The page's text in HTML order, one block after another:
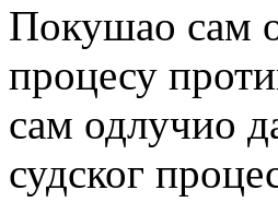
Покушао сам
процесу
сам одлучио
судског